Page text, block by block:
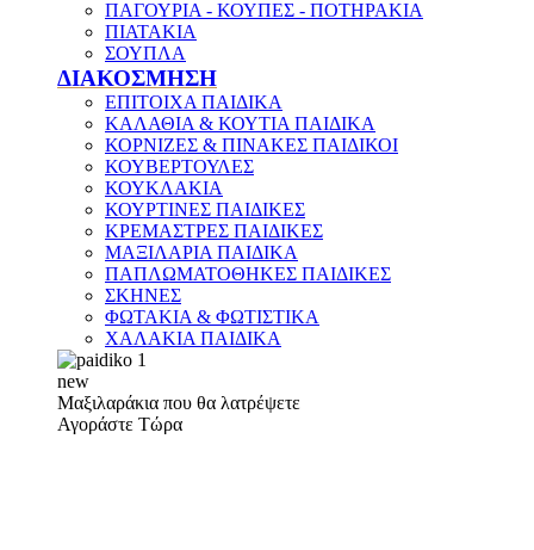
ΠΑΓΟΥΡΙΑ - ΚΟΥΠΕΣ - ΠΟΤΗΡΑΚΙΑ
ΠΙΑΤΑΚΙΑ
ΣΟΥΠΛΑ
ΔΙΑΚΟΣΜΗΣΗ
ΕΠΙΤΟΙΧΑ ΠΑΙΔΙΚΑ
ΚΑΛΑΘΙΑ & ΚΟΥΤΙΑ ΠΑΙΔΙΚΑ
ΚΟΡΝΙΖΕΣ & ΠΙΝΑΚΕΣ ΠΑΙΔΙΚΟΙ
ΚΟΥΒΕΡΤΟΥΛΕΣ
ΚΟΥΚΛΑΚΙΑ
ΚΟΥΡΤΙΝΕΣ ΠΑΙΔΙΚΕΣ
ΚΡΕΜΑΣΤΡΕΣ ΠΑΙΔΙΚΕΣ
ΜΑΞΙΛΑΡΙΑ ΠΑΙΔΙΚΑ
ΠΑΠΛΩΜΑΤΟΘΗΚΕΣ ΠΑΙΔΙΚΕΣ
ΣΚΗΝΕΣ
ΦΩΤΑΚΙΑ & ΦΩΤΙΣΤΙΚΑ
ΧΑΛΑΚΙΑ ΠΑΙΔΙΚΑ
new
Μαξιλαράκια που θα λατρέψετε
Αγοράστε Τώρα